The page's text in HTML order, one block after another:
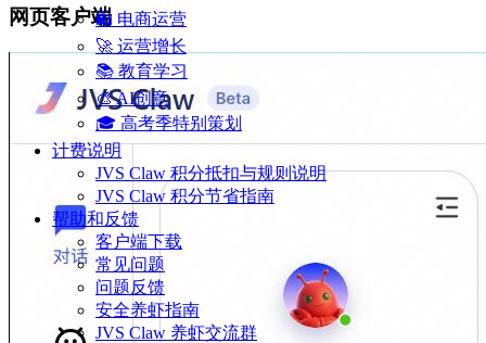
🛍️ 电商运营
🚀 运营增长
📚 教育学习
🎨 AI创意
🎓 高考季特别策划
计费说明
JVS Claw 积分抵扣与规则说明
JVS Claw 积分节省指南
帮助和反馈
客户端下载
常见问题
问题反馈
安全养虾指南
JVS Claw 养虾交流群
网页客户端